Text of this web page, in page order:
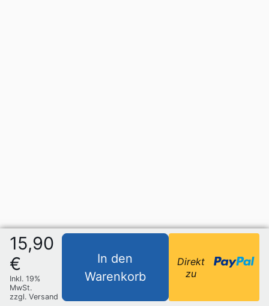
15,90
€
Inkl. 19%
MwSt.
zzgl. Versand
In den
Warenkorb
Direkt
zu